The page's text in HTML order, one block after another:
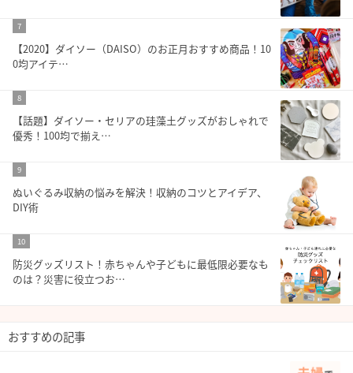
7
【2020】ダイソー（DAISO）のお正月おすすめ商品！10
0均アイテ…
8
【話題】ダイソー・セリアの珪藻土グッズがおしゃれで
優秀！100均で揃え…
9
ぬいぐるみ収納の悩みを解決！収納のコツとアイデア、
DIY術
10
防災グッズリスト！赤ちゃんや子どもに最低限必要なも
のは？災害に役立つお…
おすすめの記事